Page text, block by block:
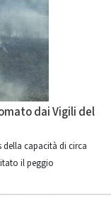
dai Vigili del
capacità di circa
il peggio